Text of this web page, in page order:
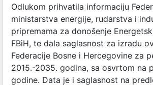
Odlukom prihvatila informaciju
ministarstva energije, rudarstva i
pripremama za donošenje
FBiH, te dala saglasnost za izradu
Federacije Bosne i Hercegovine za
2015.-2035. godina, sa osvrtom na
godine. Data je i saglasnost na